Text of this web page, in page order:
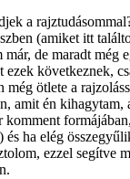
a
(amiket itt
de maradt még
ezek következnek,
ötlete a
amit én kihagytam,
komment
) és ha elég
ezzel segítve